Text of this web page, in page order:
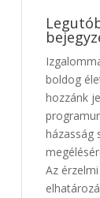
boldog
hozzánk
házasság
Az